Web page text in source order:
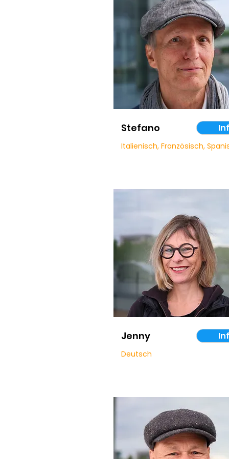
Stefano
Italienisch, Französisch,
Jenny
Deutsch